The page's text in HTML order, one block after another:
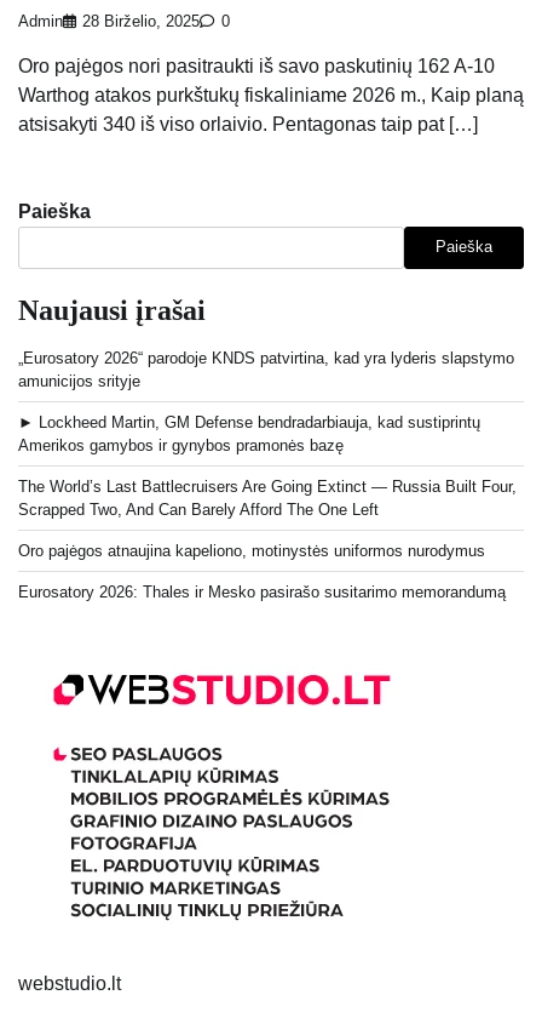
Admin 28 Birželio, 2025 0
Oro pajėgos nori pasitraukti iš savo paskutinių 162 A-10
Warthog atakos purkštukų fiskaliniame 2026 m., Kaip planą
atsisakyti 340 iš viso orlaivio. Pentagonas taip pat […]
Paieška
Paieška
Naujausi įrašai
„Eurosatory 2026“ parodoje KNDS patvirtina, kad yra lyderis slapstymo
amunicijos srityje
► Lockheed Martin, GM Defense bendradarbiauja, kad sustiprintų
Amerikos gamybos ir gynybos pramonės bazę
The World’s Last Battlecruisers Are Going Extinct — Russia Built Four,
Scrapped Two, And Can Barely Afford The One Left
Oro pajėgos atnaujina kapeliono, motinystės uniformos nurodymus
Eurosatory 2026: Thales ir Mesko pasirašo susitarimo memorandumą
webstudio.lt